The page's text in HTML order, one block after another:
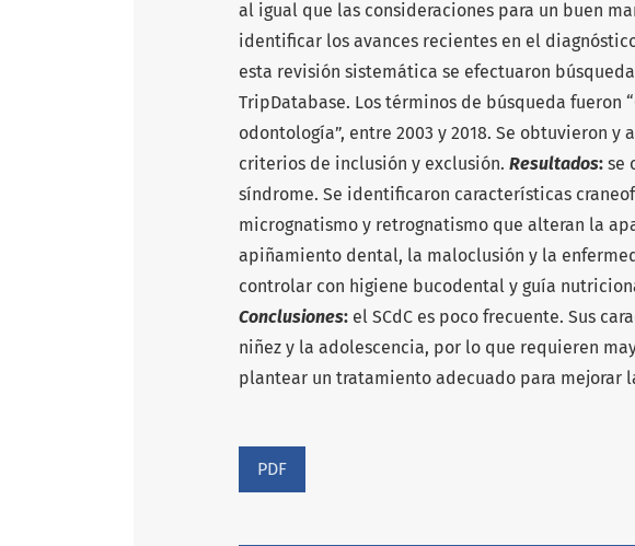
al igual que las consideraciones para un buen
identificar los avances recientes en el
esta revisión sistemática se efectuaron
TripDatabase. Los términos de búsqueda fueron
odontología”, entre 2003 y 2018. Se obtuvieron
criterios de inclusión y exclusión. Resultados: se
síndrome. Se identificaron características
micrognatismo y retrognatismo que alteran la
apiñamiento dental, la maloclusión y la
controlar con higiene bucodental y guía
Conclusiones: el SCdC es poco frecuente. Sus
niñez y la adolescencia, por lo que requieren
plantear un tratamiento adecuado para mejorar
PDF